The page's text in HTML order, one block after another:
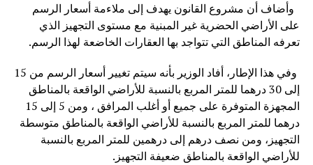
وأضاف أن مشروع القانون يهدف إلى ملاءمة أسعار الرسم
على الأراضي الحضرية غير المبنية مع مستوى التجهيز الذي
تعرفه المناطق التي تتواجد بها العقارات الخاضعة لهذا الرسم.
وفي هذا الإطار، أفاد الوزير بأنه سيتم تغيير أسعار الرسم من 15
إلى 30 درهما للمتر المربع بالنسبة للأراضي الواقعة بالمناطق
المجهزة المتوفرة على جميع أو أغلب المرافق ، ومن 5 إلى 15
درهما للمتر المربع بالنسبة للأراضي الواقعة بالمناطق متوسطة
التجهيز، ومن نصف درهم إلى درهمين للمتر المربع بالنسبة
للأراضي الواقعة بالمناطق ضعيفة التجهيز.